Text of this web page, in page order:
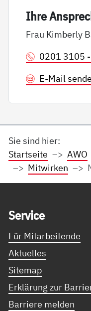
Ih­re
Frau Kimberly
0201 3105
E-Mail
Sie sind hier:
Startseite
AWO
Mitwirken
Ser­vice
Für Mitarbeitende
Aktuelles
Sitemap
Erklärung zur
Barriere melden